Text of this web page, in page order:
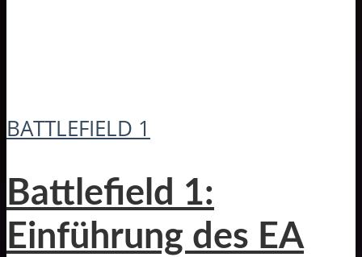
BATTLEFIELD 1
Battlefield 1:
Einführung des EA